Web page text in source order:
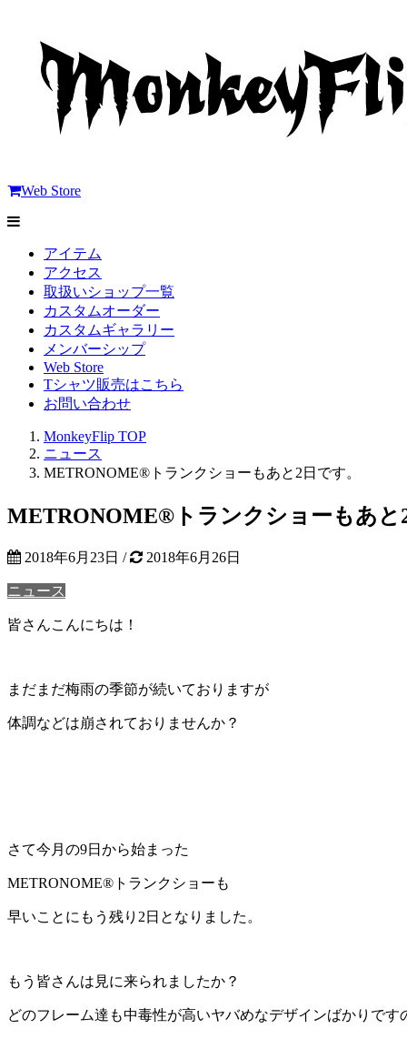
Web Store
アイテム
アクセス
取扱いショップ一覧
カスタムオーダー
カスタムギャラリー
メンバーシップ
Web Store
Tシャツ販売はこちら
お問い合わせ
MonkeyFlip TOP
ニュース
METRONOME®トランクショーもあと2日です。
METRONOME®トランクショーもあと2
2018年6月23日 / 2018年6月26日
ニュース
皆さんこんにちは！
まだまだ梅雨の季節が続いておりますが
体調などは崩されておりませんか？
さて今月の9日から始まった
METRONOME®トランクショー も
早いことにもう 残り2日 となりました。
もう皆さんは見に来られましたか？
どのフレーム達も中毒性が高いヤバめなデザインばかりです